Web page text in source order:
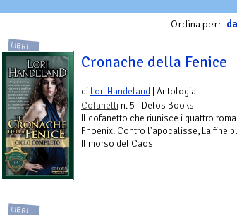
Ordina per:
LIBRI
Cronache della Fenice
di Lori Handeland | Antologia
Cofanetti n. 5 - Delos Books
Il cofanetto che riunisce i quattro
Phoenix: Contro l'apocalisse, La fine
Il morso del Caos
LIBRI